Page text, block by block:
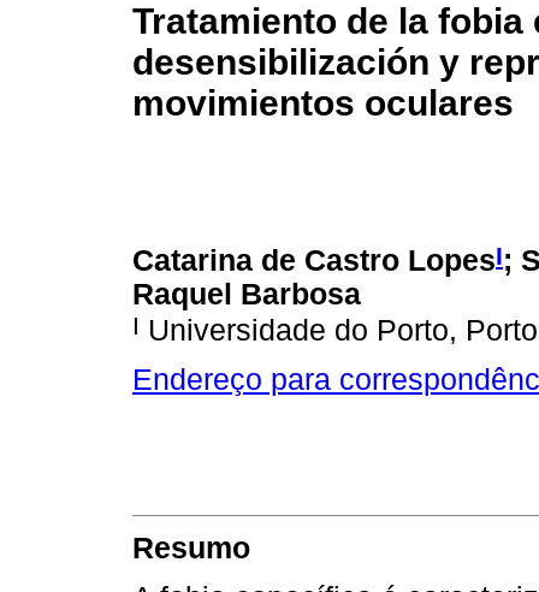
Tratamiento de la
desensibilización y
movimientos oculares
Catarina de Castro LopesI;
Raquel Barbosa
I Universidade do Porto,
Endereço para
Resumo